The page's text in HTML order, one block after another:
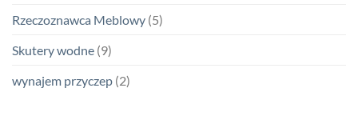
Rzeczoznawca Meblowy (5)
Skutery wodne (9)
wynajem przyczep (2)